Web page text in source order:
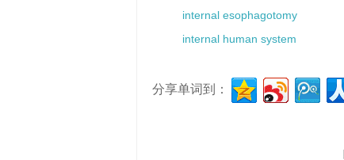
internal esophagotomy
internal human system
分享单词到：